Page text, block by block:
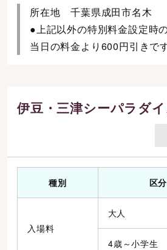
所在地 千葉県成田市名木
●上記以外の特別料金設定時
当日の料金より600円引きです
伊豆・三津シーパラダ
種別 区分
入場料
大人
4歳～小学生